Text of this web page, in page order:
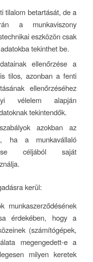
tilalom betartását, de a
a munkaviszony
eszközön csak
tekinthet be.
ellenőrzése a
tilos, azonban a fenti
ellenőrzéséhez
vélelem alapján
tekintendők.
azokban az
ha a munkavállaló
céljából saját
kerül:
munkaszerződésének
érdekében, hogy a
(számítógépek,
megengedett-e a
milyen keretek